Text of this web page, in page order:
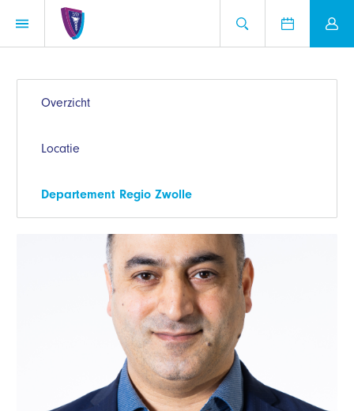
Overzicht
Locatie
Departement Regio Zwolle